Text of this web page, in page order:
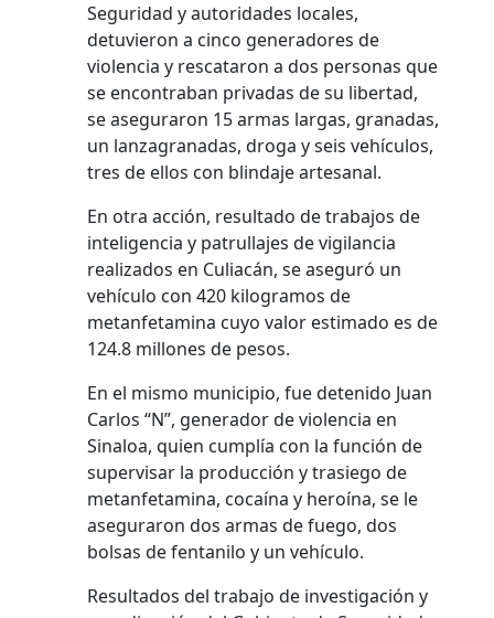
Seguridad y autoridades locales,
detuvieron a cinco generadores de
violencia y rescataron a dos personas que
se encontraban privadas de su libertad,
se aseguraron 15 armas largas, granadas,
un lanzagranadas, droga y seis vehículos,
tres de ellos con blindaje artesanal.
En otra acción, resultado de trabajos de
inteligencia y patrullajes de vigilancia
realizados en Culiacán, se aseguró un
vehículo con 420 kilogramos de
metanfetamina cuyo valor estimado es de
124.8 millones de pesos.
En el mismo municipio, fue detenido Juan
Carlos “N”, generador de violencia en
Sinaloa, quien cumplía con la función de
supervisar la producción y trasiego de
metanfetamina, cocaína y heroína, se le
aseguraron dos armas de fuego, dos
bolsas de fentanilo y un vehículo.
Resultados del trabajo de investigación y